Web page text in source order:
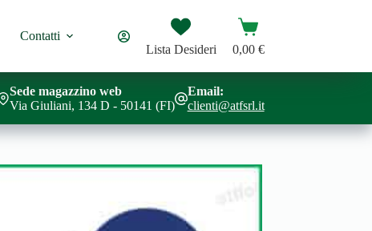
Contatti
Lista Desideri
Carrello
0,00 €
Sede magazzino web
Via Giuliani, 134 D - 50141 (FI)
Email:
clienti@atfsrl.it